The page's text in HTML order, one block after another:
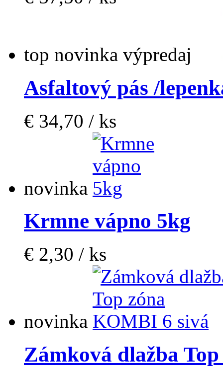
top novinka výpredaj
Asfaltový pás /
€ 34,70 / ks
novinka
Krmne vápno 5kg
€ 2,30 / ks
novinka
Zámková dlažba